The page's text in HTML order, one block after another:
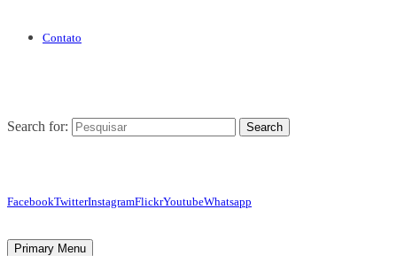
Contato
Search for: Search
FacebookTwitterInstagramFlickrYoutubeWhatsapp
Primary Menu